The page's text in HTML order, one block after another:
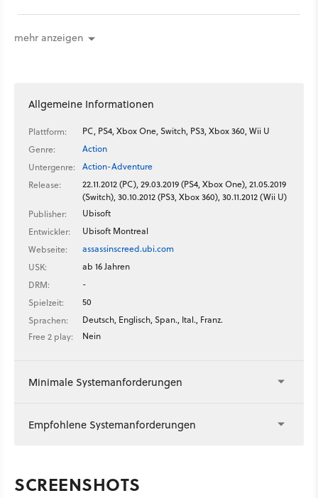
mehr anzeigen
Allgemeine Informationen
Plattform:
PC, PS4, Xbox One, Switch, PS3, Xbox 360, Wii U
Genre:
Action
Untergenre:
Action-Adventure
Release:
22.11.2012 (PC), 29.03.2019 (PS4, Xbox One), 21.05.2019
(Switch), 30.10.2012 (PS3, Xbox 360), 30.11.2012 (Wii U)
Publisher:
Ubisoft
Entwickler:
Ubisoft Montreal
Webseite:
assassinscreed.ubi.com
USK:
ab 16 Jahren
DRM:
-
Spielzeit:
50
Sprachen:
Deutsch, Englisch, Span., Ital., Franz.
Free 2 play:
Nein
Minimale Systemanforderungen
Empfohlene Systemanforderungen
SCREENSHOTS